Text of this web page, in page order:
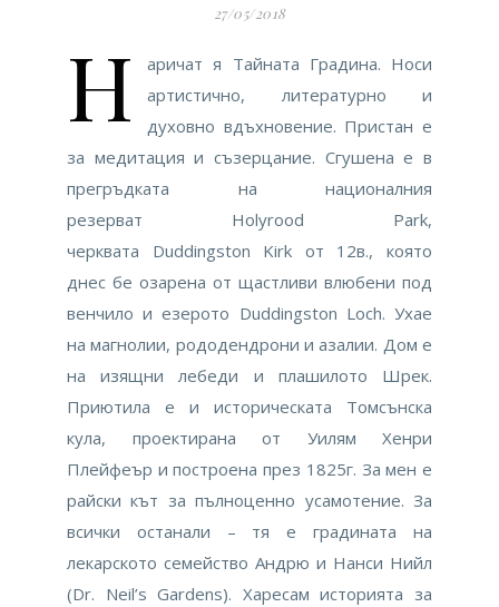
27/05/2018
Н
аричат я Тайната Градина. Носи
артистично, литературно и
духовно вдъхновение. Пристан е
за медитация и съзерцание. Сгушена е в
прегръдката на националния
резерват Holyrood Park,
черквата Duddingston Kirk от 12в., която
днес бе озарена от щастливи влюбени под
венчило и езерото Duddingston Loch. Ухае
на магнолии, рододендрони и азалии. Дом е
на изящни лебеди и плашилото Шрек.
Приютила е и историческата Томсънска
кула, проектирана от Уилям Хенри
Плейфеър и построена през 1825г. За мен е
райски кът за пълноценно усамотение. За
всички останали – тя е градината на
лекарското семейство Андрю и Нанси Нийл
(Dr. Neil’s Gardens). Харесам историята за